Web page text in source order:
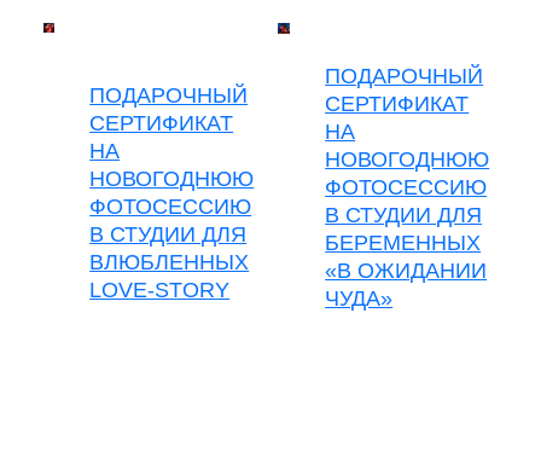
ПОДАРОЧНЫЙ
СЕРТИФИКАТ
НА
НОВОГОДНЮЮ
ФОТОСЕССИЮ
В СТУДИИ ДЛЯ
ВЛЮБЛЕННЫХ
LOVE-STORY
ПОДАРОЧНЫЙ
СЕРТИФИКАТ
НА
НОВОГОДНЮЮ
ФОТОСЕССИЮ
В СТУДИИ ДЛЯ
БЕРЕМЕННЫХ
«В ОЖИДАНИИ
ЧУДА»